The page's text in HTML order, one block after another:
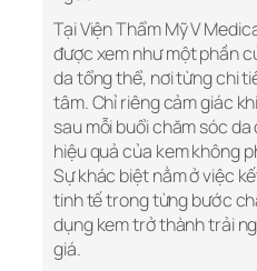
Tại Viện Thẩm Mỹ V
được xem như một phần
da tổng thể, nơi từng chi
tâm. Chỉ riêng cảm giác
sau mỗi buổi chăm sóc
hiệu quả của kem không
Sự khác biệt nằm ở việc
tinh tế trong từng bước
dụng kem trở thành trải
giá.